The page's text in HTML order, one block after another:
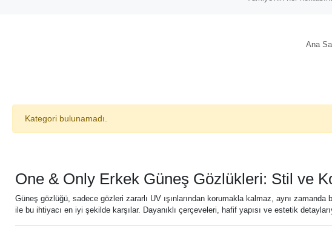
Ana
Kategori bulunamadı.
One & Only Erkek Güneş Gözlükleri: Stil ve
Güneş gözlüğü, sadece gözleri zararlı UV ışınlarından korumakla kalmaz, aynı zamanda
ile bu ihtiyacı en iyi şekilde karşılar. Dayanıklı çerçeveleri, hafif yapısı ve estetik